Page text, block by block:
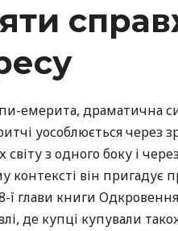
емерита, драматична
уособлюється через
світу з одного боку і
контексті він пригадує
ї глави книги
де купці купували